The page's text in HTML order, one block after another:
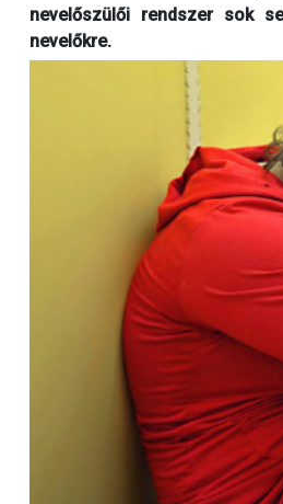
nevelőszülői rendszer sok
nevelőkre.